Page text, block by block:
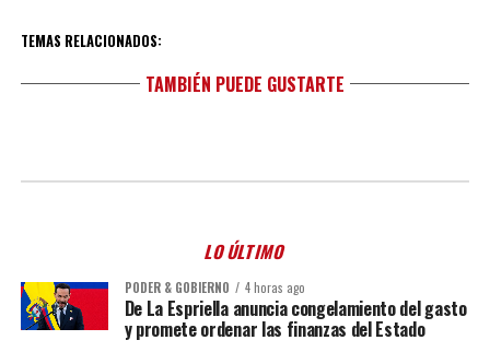
TEMAS RELACIONADOS:
TAMBIÉN PUEDE GUSTARTE
LO ÚLTIMO
PODER & GOBIERNO 4 horas ago
De La Espriella anuncia congelamiento del gasto
y promete ordenar las finanzas del Estado